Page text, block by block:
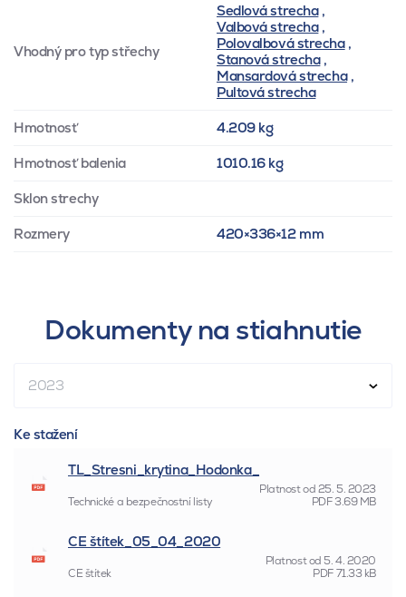
Vhodný pro typ střechy
Sedlová strecha,
Valbová strecha,
Polovalbová strecha,
Stanová strecha,
Mansardová strecha,
Pultová strecha
Hmotnosť 4.209 kg
Hmotnosť balenia 1010.16 kg
Sklon strechy
Rozmery 420×336×12 mm
Dokumenty na stiahnutie
2023
Ke stažení
TL_Stresni_krytina_Hodonka_
Platnost od25. 5. 2023
Technické a bezpečnostní listy
PDF 3.69 MB
CE štítek_05_04_2020
Platnost od 5. 4. 2020
CE štítek
PDF71.33 kB